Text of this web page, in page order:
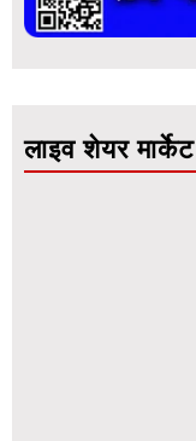
लाइव शेयर मार्केट